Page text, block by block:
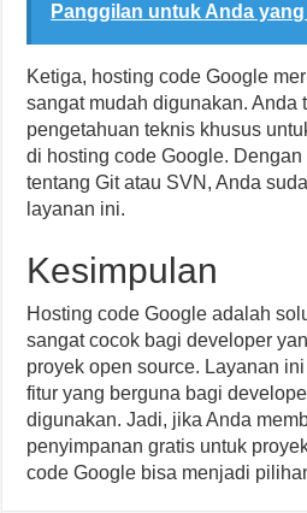
Panggilan untuk Anda
Ketiga, hosting code Google
sangat mudah digunakan. Anda
pengetahuan teknis khusus
di hosting code Google.
tentang Git atau SVN, Anda
layanan ini.
Kesimpulan
Hosting code Google adalah
sangat cocok bagi developer
proyek open source. Layanan
fitur yang berguna bagi
digunakan. Jadi, jika Anda
penyimpanan gratis untuk
code Google bisa menjadi